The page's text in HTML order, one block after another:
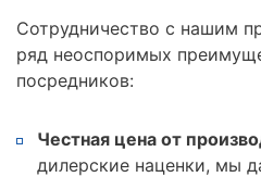
Сотрудничество с нашим
ряд неоспоримых
посредников:
Честная цена от
дилерские наценки, мы